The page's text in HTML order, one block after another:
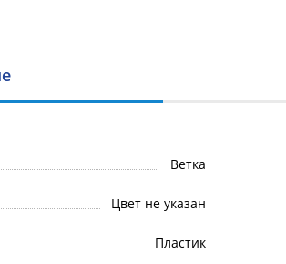
Ветка
Цвет не указан
Пластик